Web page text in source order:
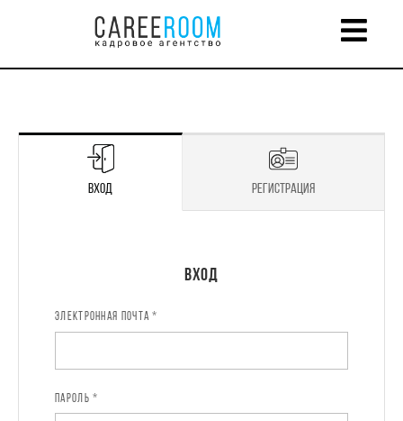
Вход Регистрация
Вход
ЭЛЕКТРОННАЯ ПОЧТА *
ПАРОЛЬ *
Регистрация
ИМЯ *
ЭЛЕКТРОННАЯ ПОЧТА *